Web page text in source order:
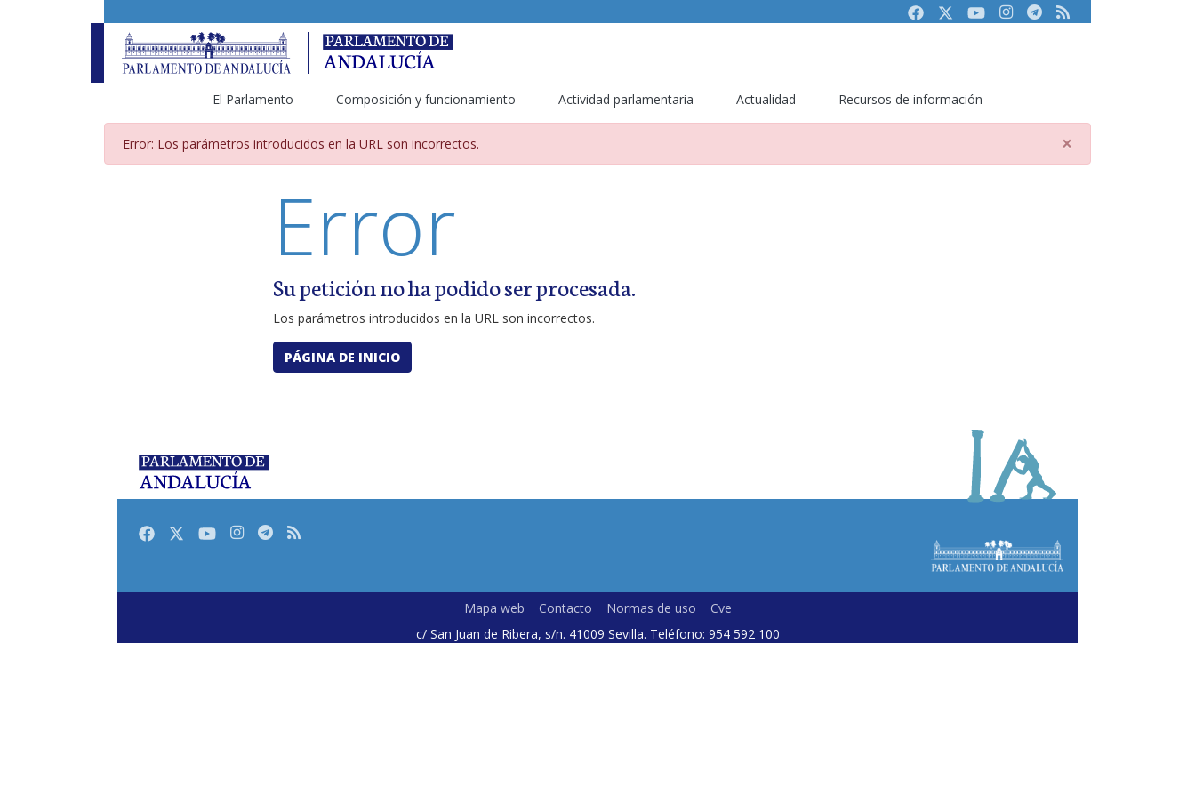
FacebookTwitterYoutubeInstagram
Telegram
RSS
El Parlamento Composición y funcionamiento Actividad parlamentaria Actualidad Recursos de información
Página de error por parámetros incorrectos
Error: Los parámetros introducidos en la URL son incorrectos. ×
Error
Su petición no ha podido ser procesada.
Los parámetros introducidos en la URL son incorrectos.
PÁGINA DE INICIO
FacebookTwitterYoutubeInstagram
Telegram
RSS
Mapa web Contacto Normas de uso
Cve
c/ San Juan de Ribera, s/n. 41009 Sevilla. Teléfono: 954 592 100